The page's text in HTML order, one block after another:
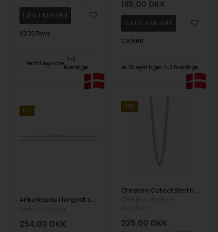
X2007sws
Bestillingsvare
3-5
hverdage
185,00 DKK
C1056R
På eget lager 1-3 hverdage
19%
Ankerkæde i forgyldt sølv fra Blicher Fuglsang
254,00 DKK
25%
Christina Collect Sterling sølv halskæde, ankerkæde med blank overflade, 40-42-45-50-55 cm
225,00 DKK